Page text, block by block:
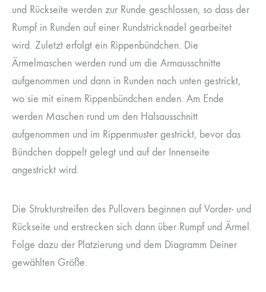
und Rückseite werden zur Runde geschlossen, so dass der
Rumpf in Runden auf einer Rundstricknadel gearbeitet
wird. Zuletzt erfolgt ein Rippenbündchen. Die
Ärmelmaschen werden rund um die Armausschnitte
aufgenommen und dann in Runden nach unten gestrickt,
wo sie mit einem Rippenbündchen enden. Am Ende
werden Maschen rund um den Halsausschnitt
aufgenommen und im Rippenmuster gestrickt, bevor das
Bündchen doppelt gelegt und auf der Innenseite
angestrickt wird.
Die Strukturstreifen des Pullovers beginnen auf Vorder- und
Rückseite und erstrecken sich dann über Rumpf und Ärmel.
Folge dazu der Platzierung und dem Diagramm Deiner
gewählten Größe.